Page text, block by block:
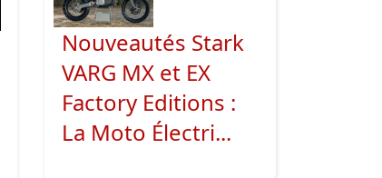
Nouveautés Stark
VARG MX et EX
Factory Editions :
La Moto Électri...